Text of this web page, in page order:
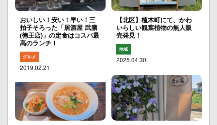
おいしい！安い！早い！三
拍子そろった「居酒屋 武膳
(徳王店)」の定食はコスパ最
高のランチ！
グルメ
2019.02.21
【北区】植木町にて、かわ
いらしい観葉植物の無人販
売発見！
地域
2025.04.30